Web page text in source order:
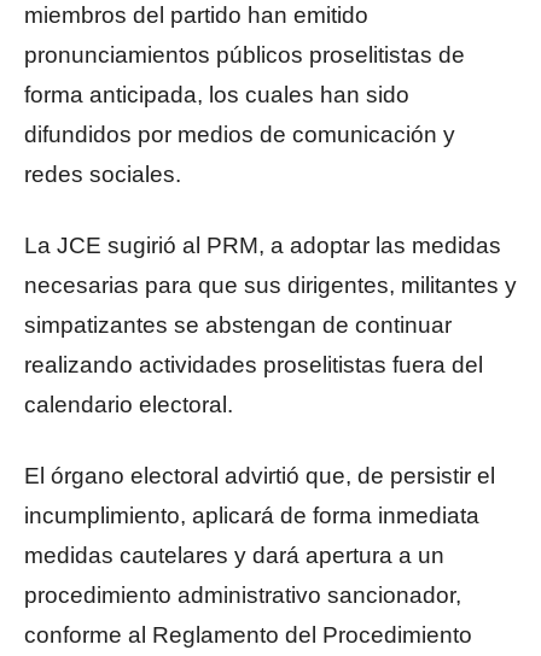
miembros del partido han emitido
pronunciamientos públicos proselitistas de
forma anticipada, los cuales han sido
difundidos por medios de comunicación y
redes sociales.
La JCE sugirió al PRM, a adoptar las medidas
necesarias para que sus dirigentes, militantes y
simpatizantes se abstengan de continuar
realizando actividades proselitistas fuera del
calendario electoral.
El órgano electoral advirtió que, de persistir el
incumplimiento, aplicará de forma inmediata
medidas cautelares y dará apertura a un
procedimiento administrativo sancionador,
conforme al Reglamento del Procedimiento